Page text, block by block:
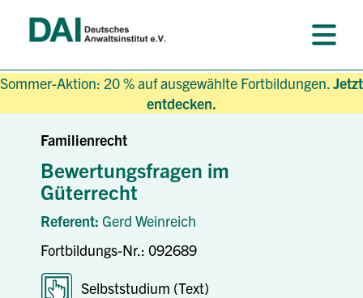
Sommer-Aktion: 20 % auf ausgewählte Fortbildungen.Jetzt
entdecken.
Familienrecht
Bewertungsfragen im
Güterrecht
Referent: Gerd Weinreich
Fortbildungs-Nr.: 092689
Selbststudium (Text)